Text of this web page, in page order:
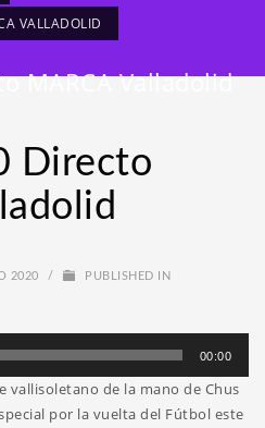
VALLADOLID
MARCA Valladolid
Directo
2020 /
PUBLISHED IN
00:00
vallisoletano de la mano de Chus
por la vuelta del Fútbol este